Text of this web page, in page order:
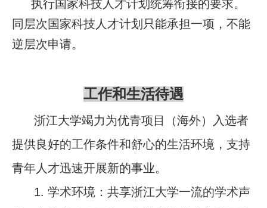
执行国家科技人才计划统筹衔接的要求。
同层次国家科技人才计划只能承担一项，不能
逆层次申请。
工作和生活待遇
浙江大学竭力为优青项目（海外）入选者
提供良好的工作条件和舒心的生活环境，支持
青年人才迅速开展新的事业。
1. 学术环境：共享浙江大学一流的学术声